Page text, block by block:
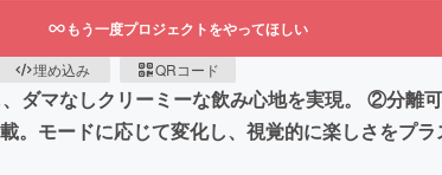
もう一度プロジェクトをやってほしい
埋め込み QRコード
ダマなしクリーミーな飲み心地を実現。 ②分離
モードに応じて変化し、視覚的に楽しさをプラ